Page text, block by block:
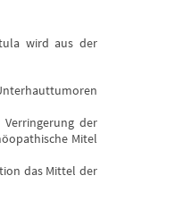
wird aus der
der
Mitel
das Mittel der